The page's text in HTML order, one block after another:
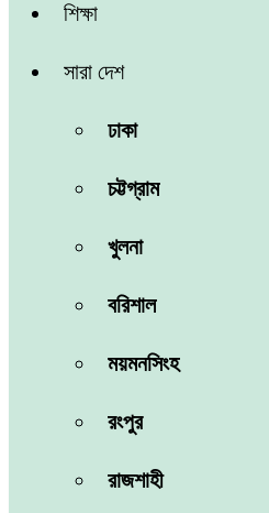
শিক্ষা
সারা দেশ
ঢাকা
চট্টগ্রাম
খুলনা
বরিশাল
ময়মনসিংহ
রংপুর
রাজশাহী